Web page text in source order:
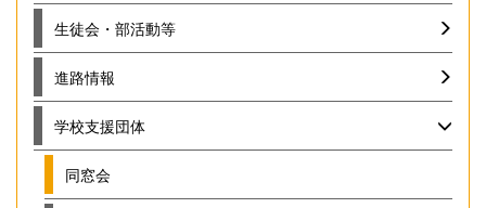
生徒会・部活動等
進路情報
学校支援団体
同窓会